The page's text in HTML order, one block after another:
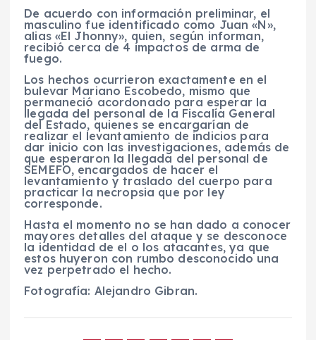
De acuerdo con información preliminar, el
masculino fue identificado como Juan «N»,
alias «El Jhonny», quien, según informan,
recibió cerca de 4 impactos de arma de
fuego.
Los hechos ocurrieron exactamente en el
bulevar Mariano Escobedo, mismo que
permaneció acordonado para esperar la
llegada del personal de la Fiscalía General
del Estado, quienes se encargarían de
realizar el levantamiento de indicios para
dar inicio con las investigaciones, además de
que esperaron la llegada del personal de
SEMEFO, encargados de hacer el
levantamiento y traslado del cuerpo para
practicar la necropsia que por ley
corresponde.
Hasta el momento no se han dado a conocer
mayores detalles del ataque y se desconoce
la identidad de el o los atacantes, ya que
estos huyeron con rumbo desconocido una
vez perpetrado el hecho.
Fotografía: Alejandro Gibran.